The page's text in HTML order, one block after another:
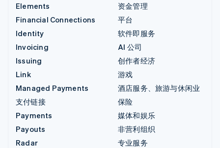
Elements
Financial Connections
Identity
Invoicing
Issuing
Link
Managed Payments
支付链接
Payments
Payouts
Radar
资金管理
平台
软件即服务
AI 公司
创作者经济
游戏
酒店服务、旅游与休闲业
保险
媒体和娱乐
非营利组织
专业服务